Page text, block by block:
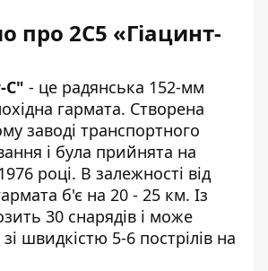
про 2С5 «Гіацинт-
С" - це радянська 152-мм
гармата. Створена
заводі транспортного
і була прийнята на
році. В залежності від
б'є на 20 - 25 км. Із
30 снарядів і може
швидкістю 5-6 пострілів на